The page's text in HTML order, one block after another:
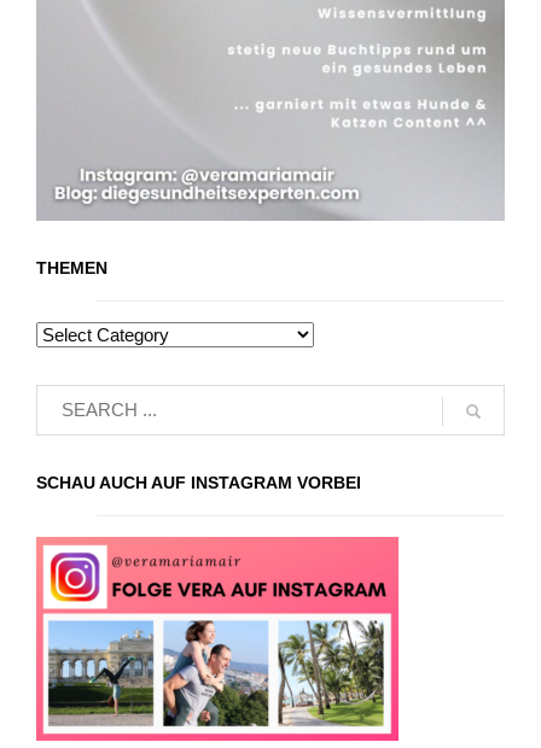
THEMEN
SCHAU AUCH AUF INSTAGRAM VORBEI